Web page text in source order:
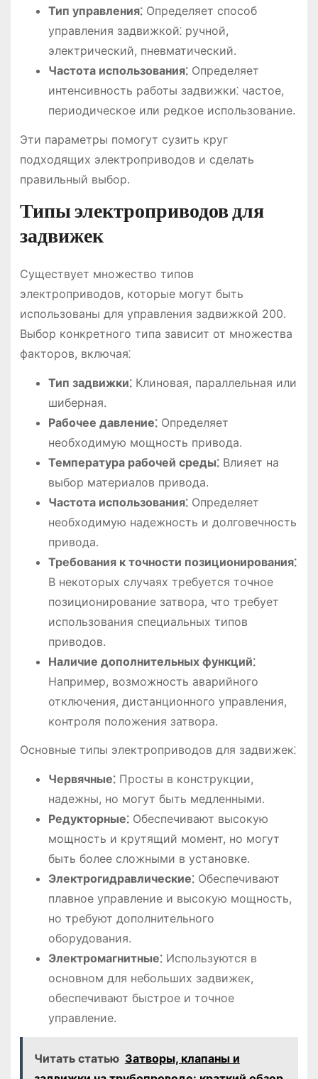
Тип управления⁚Определяет способ
управления задвижкой⁚ ручной,
электрический, пневматический.
Частота использования⁚Определяет
интенсивность работы задвижки⁚ частое,
периодическое или редкое использование.
Эти параметры помогут сузить круг
подходящих электроприводов и сделать
правильный выбор.
Типы электроприводов для
задвижек
Существует множество типов
электроприводов, которые могут быть
использованы для управления задвижкой 200.
Выбор конкретного типа зависит от множества
факторов, включая⁚
Тип задвижки⁚Клиновая, параллельная или
шиберная.
Рабочее давление⁚Определяет
необходимую мощность привода.
Температура рабочей среды⁚Влияет на
выбор материалов привода.
Частота использования⁚Определяет
необходимую надежность и долговечность
привода.
Требования к точности позиционирования⁚
В некоторых случаях требуется точное
позиционирование затвора, что требует
использования специальных типов
приводов.
Наличие дополнительных функций⁚
Например, возможность аварийного
отключения, дистанционного управления,
контроля положения затвора.
Основные типы электроприводов для задвижек⁚
Червячные⁚Просты в конструкции,
надежны, но могут быть медленными.
Редукторные⁚Обеспечивают высокую
мощность и крутящий момент, но могут
быть более сложными в установке.
Электрогидравлические⁚Обеспечивают
плавное управление и высокую мощность,
но требуют дополнительного
оборудования.
Электромагнитные⁚Используются в
основном для небольших задвижек,
обеспечивают быстрое и точное
управление.
Читать статью Затворы, клапаны и